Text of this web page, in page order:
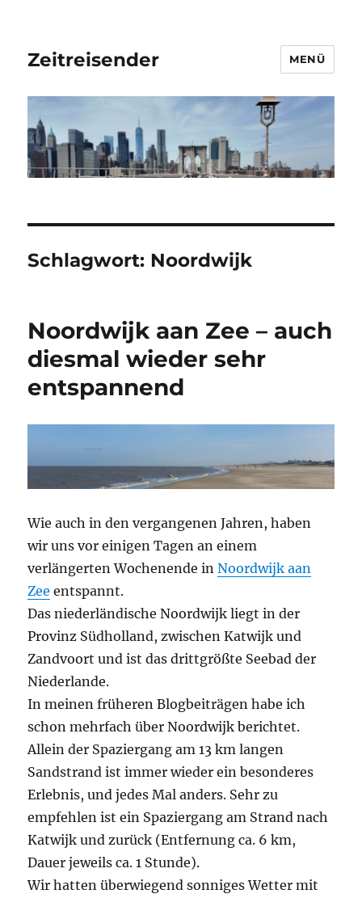
Zeitreisender MENÜ
Schlagwort: Noordwijk
Noordwijk aan Zee – auch
diesmal wieder sehr
entspannend
Wie auch in den vergangenen Jahren, haben
wir uns vor einigen Tagen an einem
verlängerten Wochenende inNoordwijk aan
Zee entspannt.
Das niederländische Noordwijk liegt in der
Provinz Südholland, zwischen Katwijk und
Zandvoort und ist das drittgrößte Seebad der
Niederlande.
In meinen früheren Blogbeiträgen habe ich
schon mehrfach über Noordwijk berichtet.
Allein der Spaziergang am 13 km langen
Sandstrand ist immer wieder ein besonderes
Erlebnis, und jedes Mal anders. Sehr zu
empfehlen ist ein Spaziergang am Strand nach
Katwijk und zurück (Entfernung ca. 6 km,
Dauer jeweils ca. 1 Stunde).
Wir hatten überwiegend sonniges Wetter mit